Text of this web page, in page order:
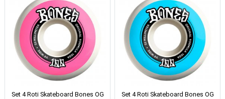
Set 4 Roti Skateboard Bones OG
Set 4 Roti Skateboard Bones OG